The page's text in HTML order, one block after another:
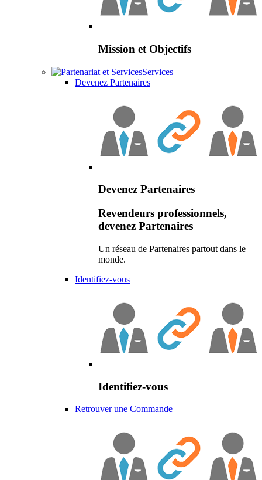
Mission et Objectifs
Services
Devenez Partenaires
Devenez Partenaires
Revendeurs professionnels,
devenez Partenaires
Un réseau de Partenaires partout dans le
monde.
Identifiez-vous
Identifiez-vous
Retrouver une Commande